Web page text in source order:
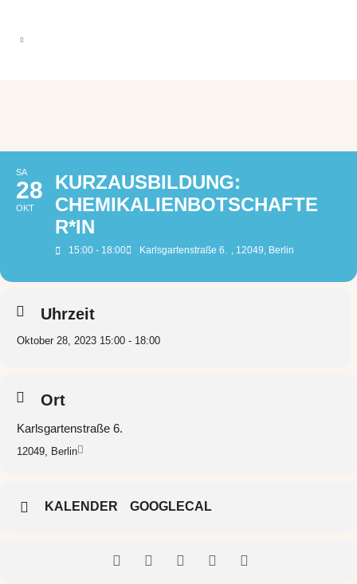
SA
28
OKT
KURZAUSBILDUNG:
CHEMIKALIENBOTSCHAFTE
R*IN
15:00 - 18:00 Karlsgartenstraße 6. , 12049, Berlin
Uhrzeit
Oktober 28, 2023 15:00 - 18:00
Ort
Karlsgartenstraße 6.
12049, Berlin
KALENDER GOOGLECAL